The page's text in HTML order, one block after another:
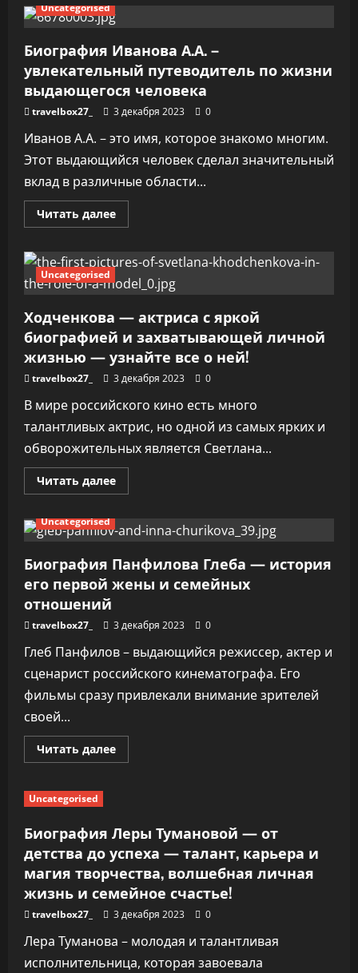
Локель
—
биография
великой
актрисы,
уникальные
факты
ее
и
славные
достижения
Uncategorised
Биография Иванова А.А. –
увлекательный путеводитель по жизни
выдающегося человека
travelbox27_ 3 декабря 2023 0
Иванов А.А. – это имя, которое знакомо многим.
Этот выдающийся человек сделал значительный
вклад в различные области...
Читать далееПрочитать
больше
Иванова
А.А.
–
увлекательный
по
жизни
выдающегося
человека
Uncategorised
Ходченкова — актриса с яркой
биографией и захватывающей личной
жизнью — узнайте все о ней!
travelbox27_ 3 декабря 2023 0
В мире российского кино есть много
талантливых актрис, но одной из самых ярких и
обворожительных является Светлана...
Читать далееПрочитать
больше
—
актриса
яркой
биографией
и
захватывающей
—
все
о
ней!
Uncategorised
Биография Панфилова Глеба — история
его первой жены и семейных
отношений
travelbox27_ 3 декабря 2023 0
Глеб Панфилов – выдающийся режиссер, актер и
сценарист российского кинематографа. Его
фильмы сразу привлекали внимание зрителей
своей...
Читать далееПрочитать
больше
история
его
первой
жены
и
семейных
отношений
Uncategorised
Биография Леры Тумановой — от
детства до успеха — талант, карьера и
магия творчества, волшебная личная
жизнь и семейное счастье!
travelbox27_ 3 декабря 2023 0
Лера Туманова – молодая и талантливая
исполнительница, которая завоевала